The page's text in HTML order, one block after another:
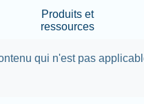
Skip
Produits et
ressources
qui n'est pas